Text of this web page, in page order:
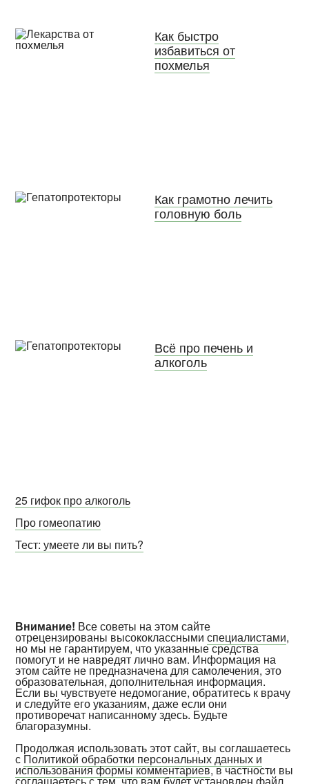
Как быстро
избавиться от
похмелья
Как грамотно лечить
головную боль
Всё про печень и
алкоголь
25 гифок про алкоголь
Про гомеопатию
Тест: умеете ли вы пить?
Внимание! Все советы на этом сайте
отрецензированы высококласснымиспециалистами,
но мы не гарантируем, что указанные средства
помогут и не навредят лично вам. Информация на
этом сайте не предназначена для самолечения, это
образовательная, дополнительная информация.
Если вы чувствуете недомогание, обратитесь к врачу
и следуйте его указаниям, даже если они
противоречат написанному здесь. Будьте
благоразумны.
Продолжая использовать этот сайт, вы соглашаетесь
с Политикой обработки персональных данных и
использования формы комментариев, в частности вы